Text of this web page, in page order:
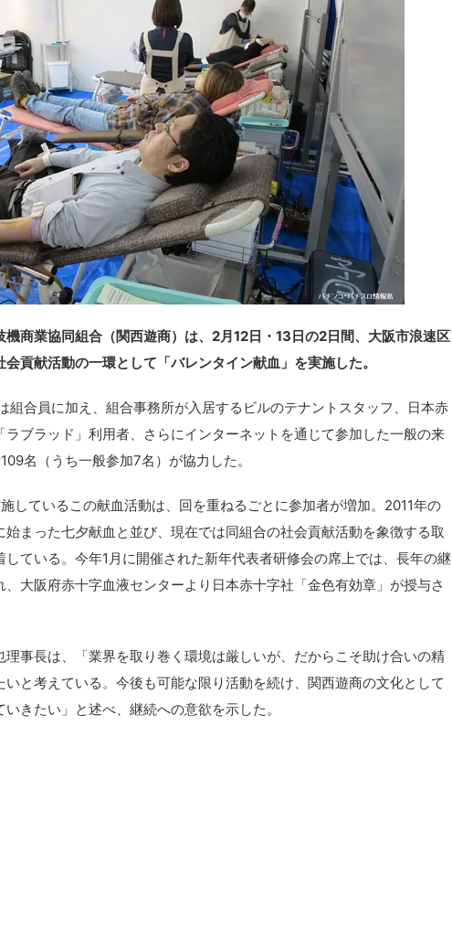
機商業協同組合（関西遊商）は、2月12日・13日の2日間、大阪市浪速区
貢献活動の一環として「バレンタイン献血」を実施した。
組合員に加え、組合事務所が入居するビルのテナントスタッフ、日本赤
ラブラッド」利用者、さらにインターネットを通じて参加した一般の来
名（うち一般参加7名）が協力した。
しているこの献血活動は、回を重ねるごとに参加者が増加。2011年の
まった七夕献血と並び、現在では同組合の社会貢献活動を象徴する取
している。今年1月に開催された新年代表者研修会の席上では、長年の継
大阪府赤十字血液センターより日本赤十字社「金色有効章」が授与さ
理事長は、「業界を取り巻く環境は厳しいが、だからこそ助け合いの精
と考えている。今後も可能な限り活動を続け、関西遊商の文化として
きたい」と述べ、継続への意欲を示した。